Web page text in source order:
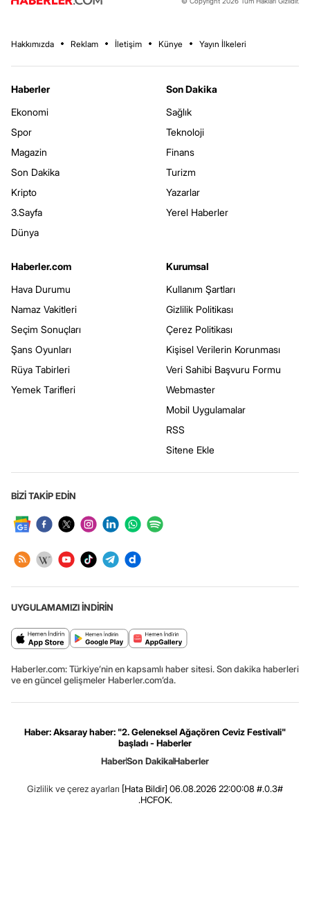
Hakkımızda Reklam İletişim Künye Yayın İlkeleri
Haberler
Ekonomi
Spor
Magazin
Son Dakika
Kripto
3.Sayfa
Dünya
Son Dakika
Sağlık
Teknoloji
Finans
Turizm
Yazarlar
Yerel Haberler
Haberler.com
Hava Durumu
Namaz Vakitleri
Seçim Sonuçları
Şans Oyunları
Rüya Tabirleri
Yemek Tarifleri
Kurumsal
Kullanım Şartları
Gizlilik Politikası
Çerez Politikası
Kişisel Verilerin Korunması
Veri Sahibi Başvuru Formu
Webmaster
Mobil Uygulamalar
RSS
Sitene Ekle
BİZİ TAKİP EDİN
UYGULAMAMIZI İNDİRİN
Haberler.com: Türkiye’nin en kapsamlı haber sitesi. Son dakika haberleri
ve en güncel gelişmeler Haberler.com’da.
Haber: Aksaray haber: "2. Geleneksel Ağaçören Ceviz Festivali"
başladı - Haberler
HaberSon DakikaHaberler
Gizlilik ve çerez ayarları [Hata Bildir] 06.08.2026 22:00:08 #.0.3#
.HCFOK.